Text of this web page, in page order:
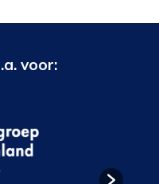
voor: